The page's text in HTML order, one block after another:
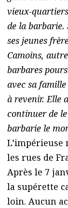
vieux-
de la barbarie.
ses jeunes
Camoins,
barbares
avec sa
à revenir. Elle
continuer de
barbarie le
L’impérieuse
les rues de
Après le 7
la supérette
loin. Aucun